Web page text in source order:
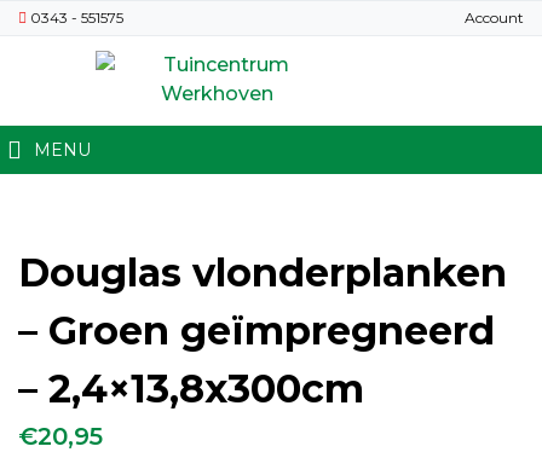
0343 - 551575 Account
MENU
Douglas vlonderplanken
– Groen geïmpregneerd
– 2,4×13,8x300cm
€20,95